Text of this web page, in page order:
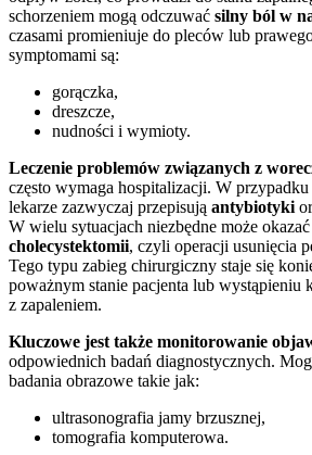
schorzeniem mogą odczuwać silny ból w
czasami promieniuje do pleców lub
symptomami są:
gorączka,
dreszcze,
nudności i wymioty.
Leczenie problemów związanych z
często wymaga hospitalizacji. W przypadku
lekarze zazwyczaj przepisują antybiotyki
W wielu sytuacjach niezbędne może
cholecystektomii, czyli operacji usunięcia
Tego typu zabieg chirurgiczny staje się
poważnym stanie pacjenta lub wystąpieniu
z zapaleniem.
Kluczowe jest także monitorowanie
odpowiednich badań diagnostycznych.
badania obrazowe takie jak:
ultrasonografia jamy brzusznej,
tomografia komputerowa.